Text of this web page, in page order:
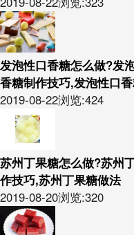
发泡性口香糖怎么做?发
香糖制作技巧,发泡性口
2019-08-22浏览:424
苏州丁果糖怎么做?苏州
作技巧,苏州丁果糖做法
2019-08-20浏览:320